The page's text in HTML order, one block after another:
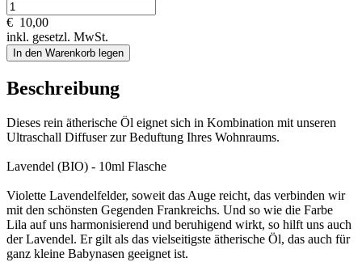
€ 10,00
inkl. gesetzl. MwSt.
In den Warenkorb legen
Beschreibung
Dieses rein ätherische Öl eignet sich in Kombination mit unseren
Ultraschall Diffuser zur Beduftung Ihres Wohnraums.
Lavendel (BIO) - 10ml Flasche
Violette Lavendelfelder, soweit das Auge reicht, das verbinden wir
mit den schönsten Gegenden Frankreichs. Und so wie die Farbe
Lila auf uns harmonisierend und beruhigend wirkt, so hilft uns auch
der Lavendel. Er gilt als das vielseitigste ätherische Öl, das auch für
ganz kleine Babynasen geeignet ist.